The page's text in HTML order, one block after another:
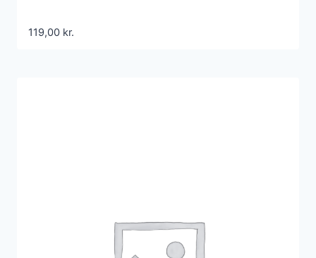
119,00 kr.